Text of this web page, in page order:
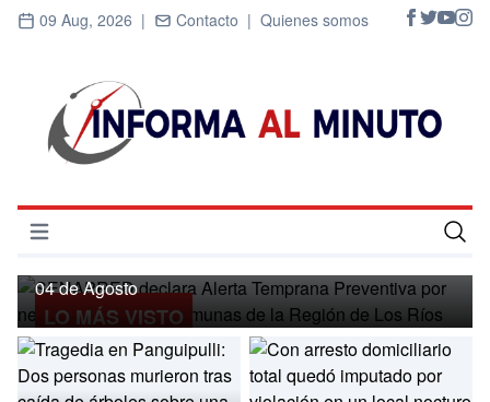
09 Aug, 2026 | Contacto | Quienes somos
Abrir menú
Inicio
Cultura
Deportes
LO MÁS VISTO
Regional
SENAPRED declara Alerta Temprana
Preventiva por nevadas para ocho
04 de Agosto